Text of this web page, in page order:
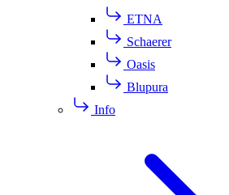
ETNA
Schaerer
Oasis
Blupura
Info